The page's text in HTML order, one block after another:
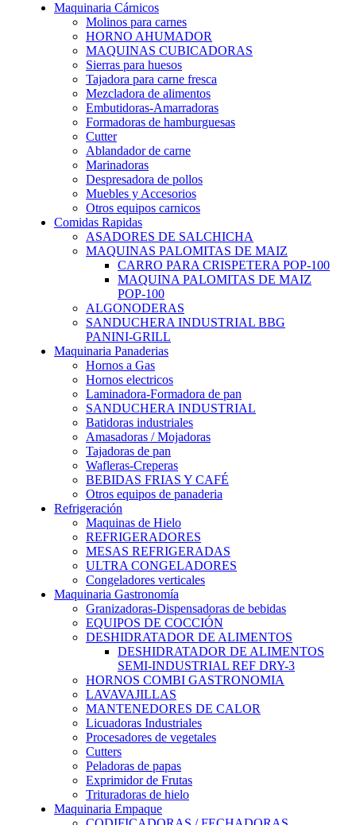
Maquinaria Cárnicos
Molinos para carnes
HORNO AHUMADOR
MAQUINAS CUBICADORAS
Sierras para huesos
Tajadora para carne fresca
Mezcladora de alimentos
Embutidoras-Amarradoras
Formadoras de hamburguesas
Cutter
Ablandador de carne
Marinadoras
Despresadora de pollos
Muebles y Accesorios
Otros equipos carnicos
Comidas Rapidas
ASADORES DE SALCHICHA
MAQUINAS PALOMITAS DE MAIZ
CARRO PARA CRISPETERA POP-100
MAQUINA PALOMITAS DE MAIZ
POP-100
ALGONODERAS
SANDUCHERA INDUSTRIAL BBG
PANINI-GRILL
Maquinaria Panaderias
Hornos a Gas
Hornos electricos
Laminadora-Formadora de pan
SANDUCHERA INDUSTRIAL
Batidoras industriales
Amasadoras / Mojadoras
Tajadoras de pan
Wafleras-Creperas
BEBIDAS FRIAS Y CAFÉ
Otros equipos de panaderia
Refrigeración
Maquinas de Hielo
REFRIGERADORES
MESAS REFRIGERADAS
ULTRA CONGELADORES
Congeladores verticales
Maquinaria Gastronomía
Granizadoras-Dispensadoras de bebidas
EQUIPOS DE COCCIÓN
DESHIDRATADOR DE ALIMENTOS
DESHIDRATADOR DE ALIMENTOS
SEMI-INDUSTRIAL REF DRY-3
HORNOS COMBI GASTRONOMIA
LAVAVAJILLAS
MANTENEDORES DE CALOR
Licuadoras Industriales
Procesadores de vegetales
Cutters
Peladoras de papas
Exprimidor de Frutas
Trituradoras de hielo
Maquinaria Empaque